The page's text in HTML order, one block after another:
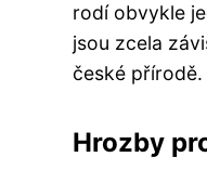
rodí obvykle
jsou zcela
české přírodě.
Hrozby